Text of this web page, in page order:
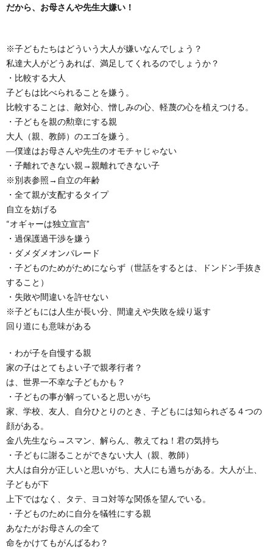
だから、お母さんや先生大嫌い！
※子どもたちはどういう大人が嫌いなんでしょう？
私達大人がどうあれば、満足してくれるのでしょうか？
・比較する大人
子どもは比べられることを嫌う。
比較することは、敵対心、憎しみの心、軽蔑の心を植えつける。
・子どもを親の勲章にする親
大人（親、教師）のエゴを嫌う。
―僕達はお母さんや先生のオモチャじゃない
・子離れできない親→親離れできない子
※別表参照→自立の年齢
・全て親が支配するタイプ
自立を妨げる
“オギャーは独立宣言”
・過保護過干渉を嫌う
・ダメダメオンパレード
・子どものためがためにならず（世話をするとは、ドンドン手抜き
すること）
・失敗や間違いを許せない
※子どもには人生が長い分、間違えや失敗を繰り返す
回り道にも意味がある
・わが子を自慢する親
家の子はとてもよい子で親孝行者？
は、世界一不幸な子どもかも？
・子どもの事が解っていると思いがち
家、学校、友人、自分ひとりのとき、子どもには知られざる４つの
顔がある。
金八先生なら→スマン、解らん、教えてね！君の気持ち
・子どもに謝ることができない大人（親、教師）
大人は自分が正しいと思いがち、大人にも過ちがある。大人が上、
子どもが下
上下ではなく、タテ、ヨコ対等な関係を望んでいる。
・子どものために自分を犠牲にする親
あなたがお母さんの全て
命をかけてもがんばるわ？